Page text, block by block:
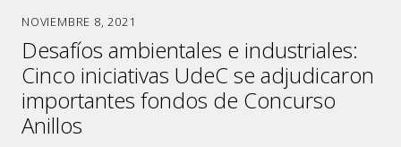
NOVIEMBRE 8, 2021
Desafíos ambientales e industriales:
Cinco iniciativas UdeC se adjudicaron
importantes fondos de Concurso
Anillos